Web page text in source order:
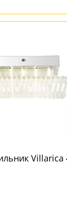
Villarica